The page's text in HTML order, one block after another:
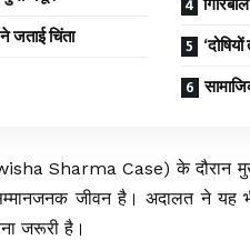
जताई चिंता
Sharma Case) के दौरान
जीवन है। अदालत ने यह
जरूरी है।